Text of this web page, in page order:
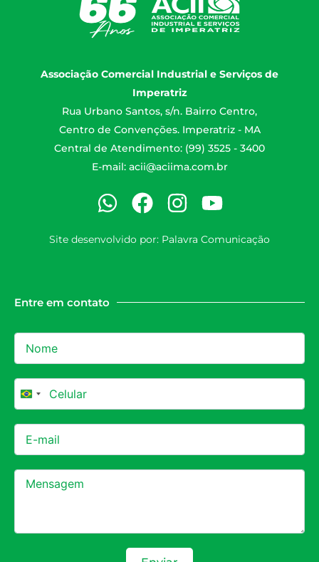
Associação Comercial Industrial e Serviços de
Imperatriz
Rua Urbano Santos, s/n. Bairro Centro,
Centro de Convenções. Imperatriz - MA
Central de Atendimento: (99) 3525 - 3400
E-mail: acii@aciima.com.br
Site desenvolvido por: Palavra Comunicação
Entre em contato
Brazil +55